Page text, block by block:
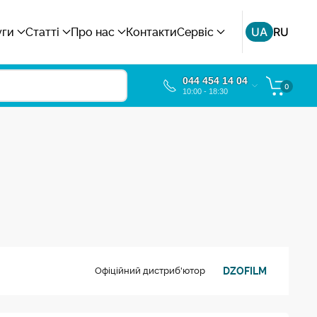
Статті Про нас КонтактиСервіс UA RU
044 454 14 04
10:00 - 18:30
0
Офіційний дистриб'ютор DZOFILM